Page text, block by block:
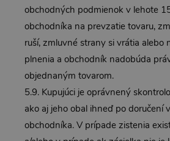
obchodných podmienok v lehote
obchodníka na prevzatie tovaru,
ruší, zmluvné strany si vrátia alebo
plnenia a obchodník nadobúda
objednaným tovarom.
5.9. Kupujúci je oprávnený
ako aj jeho obal ihneď po doručení
obchodníka. V prípade zistenia